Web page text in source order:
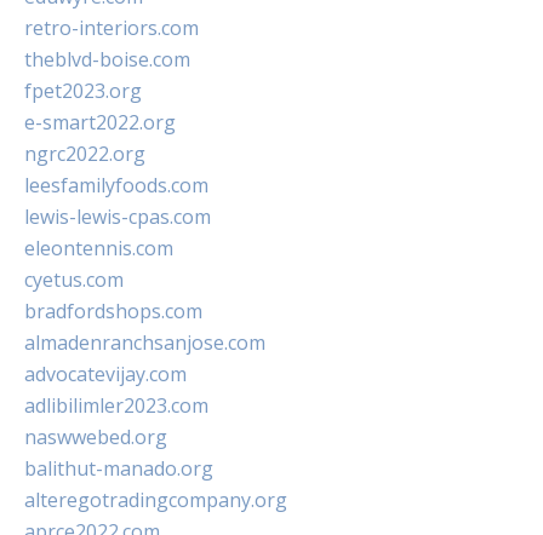
retro-interiors.com
theblvd-boise.com
fpet2023.org
e-smart2022.org
ngrc2022.org
leesfamilyfoods.com
lewis-lewis-cpas.com
eleontennis.com
cyetus.com
bradfordshops.com
almadenranchsanjose.com
advocatevijay.com
adlibilimler2023.com
naswwebed.org
balithut-manado.org
alteregotradingcompany.org